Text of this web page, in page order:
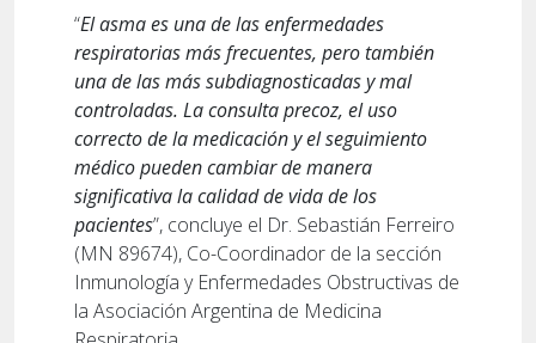
“El asma es una de las enfermedades
respiratorias más frecuentes, pero también
una de las más subdiagnosticadas y mal
controladas. La consulta precoz, el uso
correcto de la medicación y el seguimiento
médico pueden cambiar de manera
significativa la calidad de vida de los
pacientes”, concluye el Dr. Sebastián Ferreiro
(MN 89674), Co-Coordinador de la sección
Inmunología y Enfermedades Obstructivas de
la Asociación Argentina de Medicina